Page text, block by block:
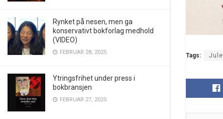
Rynket på nesen, men ga
konservativt bokforlag medhold
(VIDEO)
FEBRUAR 28, 2025
Ytringsfrihet under press i
bokbransjen
FEBRUAR 27, 2025
Tags: